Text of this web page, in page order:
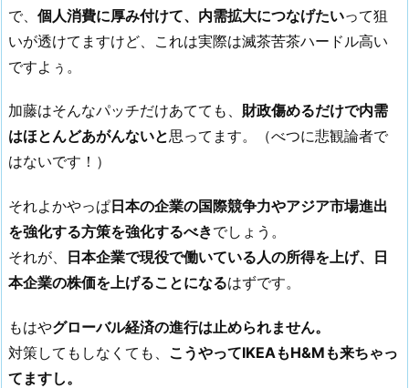
で、 個人消費に厚み付けて、内需拡大につなげたいって狙
いが透けてますけど、これは実際は滅茶苦茶ハードル高い
ですよぅ。
加藤はそんなパッチだけあてても、 財政傷めるだけで内需
はほとんどあがんないと思ってます。（べつに悲観論者で
はないです！）
それよかやっぱ日本の企業の国際競争力やアジア市場進出
を強化する方策を強化するべきでしょう。
それが、
日本企業で現役で働いている人の所得を上げ、日
本企業の株価を上げることになるはずです。
もはやグローバル経済の進行は止められません。
対策してもしなくても、 こうやってIKEAもH&Mも来ちゃっ
てますし。